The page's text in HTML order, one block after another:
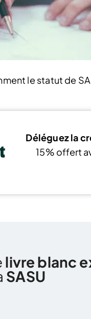
le statut de
Déléguez la
15% offert
livre blanc
SASU